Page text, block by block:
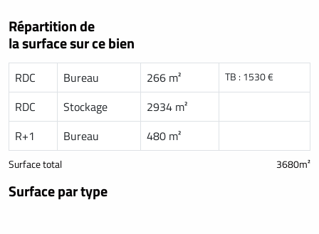
Répartition de
la surface sur ce bien
RDC Bureau 266 m² TB : 1530 €
RDC Stockage
2934 m²
R+1
Bureau 480 m²
Surface total 3680m²
Surface par type